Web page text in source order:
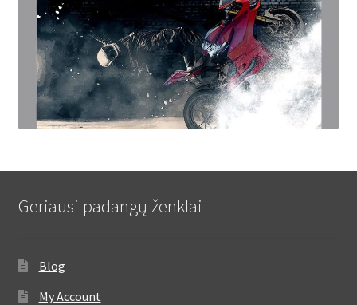
Geriausi padangų ženklai
Blog
My Account